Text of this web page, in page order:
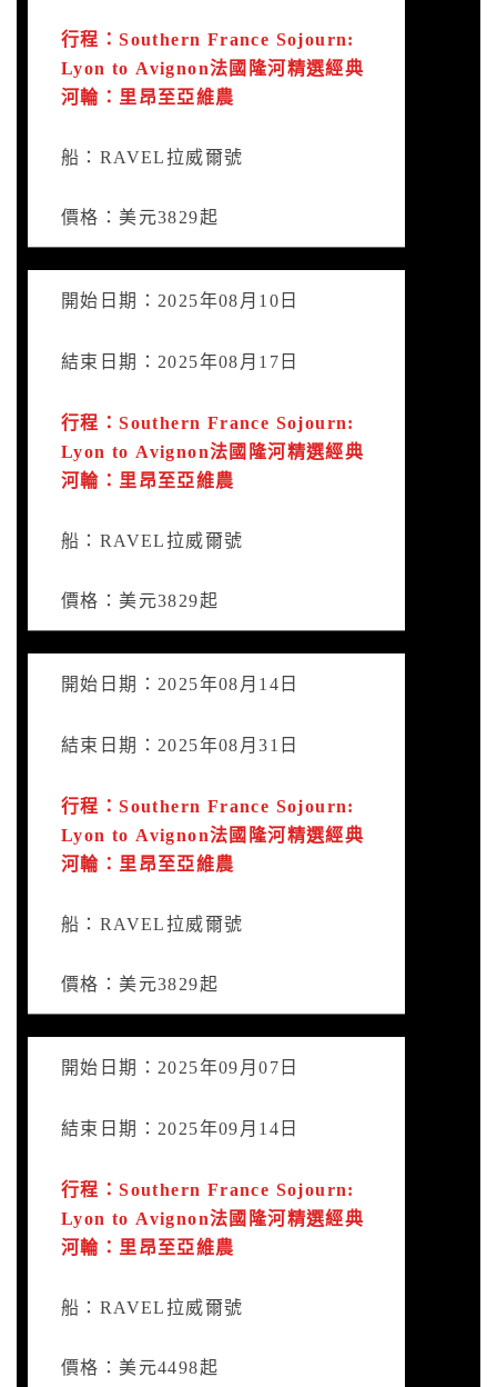
行程：Southern France Sojourn:
Lyon to Avignon法國隆河精選經典
河輪：里昂至亞維農
船：RAVEL拉威爾號
價格：美元3829起
開始日期：2025年08月10日
結束日期：2025年08月17日
行程：Southern France Sojourn:
Lyon to Avignon法國隆河精選經典
河輪：里昂至亞維農
船：RAVEL拉威爾號
價格：美元3829起
開始日期：2025年08月14日
結束日期：2025年08月31日
行程：Southern France Sojourn:
Lyon to Avignon法國隆河精選經典
河輪：里昂至亞維農
船：RAVEL拉威爾號
價格：美元3829起
開始日期：2025年09月07日
結束日期：2025年09月14日
行程：Southern France Sojourn:
Lyon to Avignon法國隆河精選經典
河輪：里昂至亞維農
船：RAVEL拉威爾號
價格：美元4498起